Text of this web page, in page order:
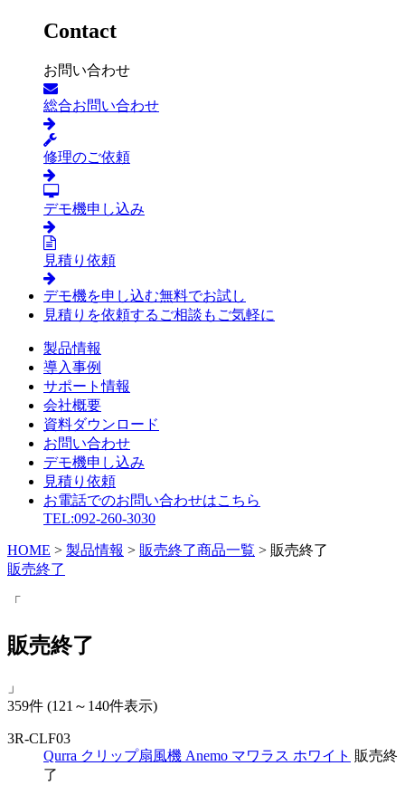
Contact
お問い合わせ
総合お問い合わせ
修理のご依頼
デモ機申し込み
見積り依頼
デモ機を申し込む無料でお試し
見積りを依頼する ご相談もご気軽に
製品情報
導入事例
サポート情報
会社概要
資料ダウンロード
お問い合わせ
デモ機申し込み
見積り依頼
お電話でのお問い合わせはこちら
TEL:092-260-3030
HOME > 製品情報 > 販売終了商品一覧 > 販売終了
販売終了
「
販売終了
」
359件 (121～140件表示)
3R-CLF03
Qurra クリップ扇風機 Anemo マワラス ホワイト 販売終
了